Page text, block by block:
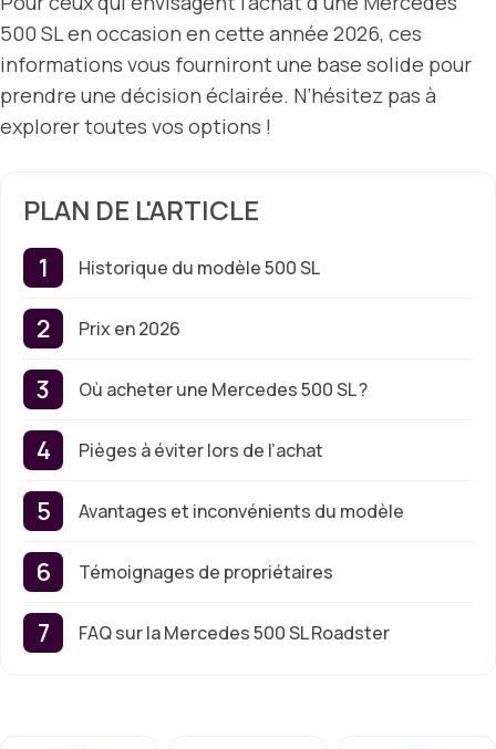
500 SL en occasion en cette année 2026, ces
informations vous fourniront une base solide pour
prendre une décision éclairée. N’hésitez pas à
explorer toutes vos options !
PLAN DE L'ARTICLE
Historique du modèle 500 SL
Prix en 2026
Où acheter une Mercedes 500 SL ?
Pièges à éviter lors de l’achat
Avantages et inconvénients du modèle
Témoignages de propriétaires
FAQ sur la Mercedes 500 SL Roadster